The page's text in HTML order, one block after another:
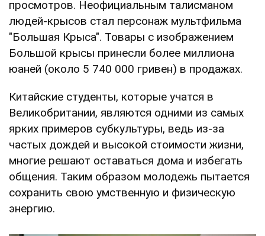
просмотров. Неофициальным талисманом
людей-крысов стал персонаж мультфильма
"Большая Крыса". Товары с изображением
Большой крысы принесли более миллиона
юаней (около 5 740 000 гривен) в продажах.
Китайские студенты, которые учатся в
Великобритании, являются одними из самых
ярких примеров субкультуры, ведь из-за
частых дождей и высокой стоимости жизни,
многие решают оставаться дома и избегать
общения. Таким образом молодежь пытается
сохранить свою умственную и физическую
энергию.